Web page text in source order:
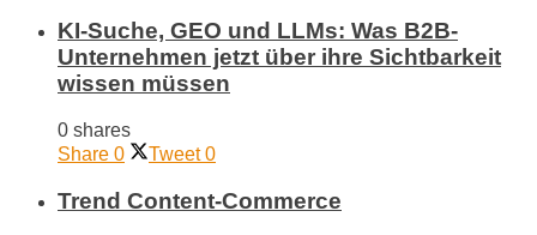
KI-Suche, GEO und LLMs: Was B2B-
Unternehmen jetzt über ihre Sichtbarkeit
wissen müssen
0 shares
Share 0 Tweet 0
Trend Content-Commerce